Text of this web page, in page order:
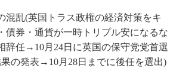
混乱(英国トラス政権の経済対策をキ
債券・通貨が一時トリプル安になるな
辞任→10月24日に英国の保守党党首選
の発表→10月28日までに後任を選出)